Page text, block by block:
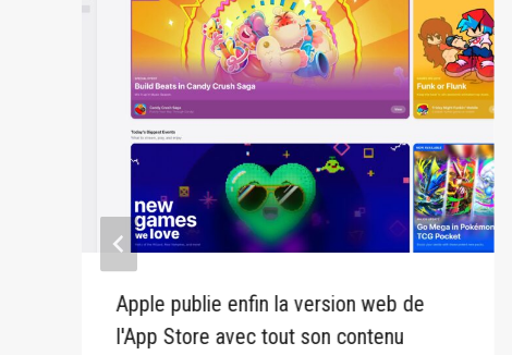
Apple publie enfin la version web de
l'App Store avec tout son contenu